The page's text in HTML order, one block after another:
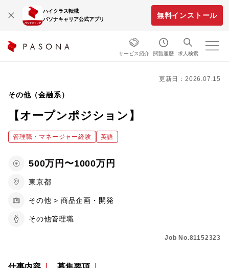
ハイクラス転職
パソナキャリア公式アプリ
無料インストール
サービス紹介 閲覧履歴 求人検索
更新日：2026.07.15
その他（金融系）
【オープンポジション】
管理職・マネージャー経験 英語
500万円〜1000万円
東京都
その他 > 商品企画・開発
その他管理職
Job No.81152323